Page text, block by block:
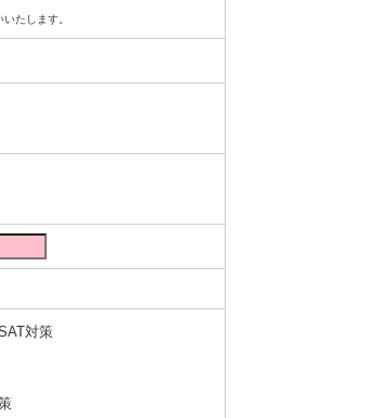
たします。
対策